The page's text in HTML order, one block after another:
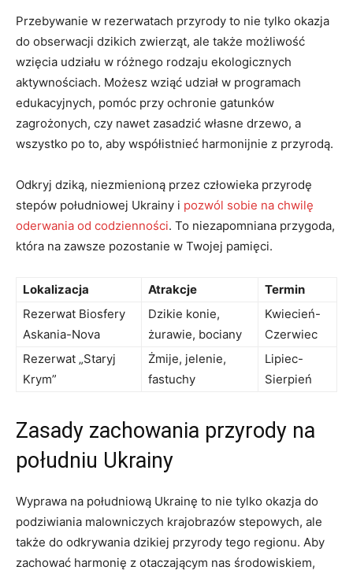
Przebywanie w rezerwatach przyrody to nie tylko okazja
do obserwacji dzikich zwierząt, ale także możliwość
wzięcia udziału w różnego rodzaju ekologicznych
aktywnościach. Możesz wziąć udział w programach
edukacyjnych, pomóc przy ochronie gatunków
zagrożonych, czy nawet zasadzić własne drzewo, a
wszystko po to, aby współistnieć harmonijnie z przyrodą.
Odkryj dziką, niezmienioną przez człowieka przyrodę
stepów południowej Ukrainy i pozwól sobie na chwilę
oderwania od codzienności. To niezapomniana przygoda,
która na zawsze pozostanie w Twojej pamięci.
Lokalizacja Atrakcje
Termin
Rezerwat Biosfery
Askania-Nova
Dzikie konie,
żurawie, bociany
Kwiecień-
Czerwiec
Rezerwat „Staryj
Krym”
Żmije, jelenie,
fastuchy
Lipiec-
Sierpień
Zasady zachowania przyrody na
południu Ukrainy
Wyprawa na południową Ukrainę to nie tylko okazja do
podziwiania malowniczych krajobrazów stepowych, ale
także do odkrywania dzikiej przyrody tego regionu. Aby
zachować harmonię z otaczającym nas środowiskiem,